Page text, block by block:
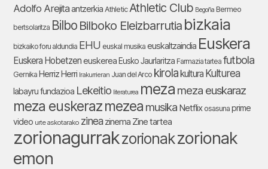
Adolfo Arejitaantzerkia Athletic Athletic Club Begoña Bermeo
bertsolaritza Bilbo Bilboko Eleizbarrutia bizkaia
bizkaiko foru aldundia EHU euskal musika euskaltzaindia Euskera
Euskera Hobetzeneuskerea Eusko Jaurlaritza Farmazia tartea futbola
Gernika Herriz Herri Irakurrieran Juan del Arco kirolakultura Kulturea
labayru fundazioa Lekeitio literaturea meza meza euskaraz
meza euskerazmezea musika Netflix osasuna prime
video urte askotarako zinea zinema Zine tartea
zorionagurrakzorionakzorionak
emon